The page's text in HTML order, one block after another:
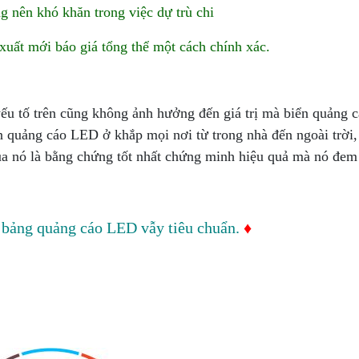
nên khó khăn trong việc dự trù chi
mới báo giá tổng thể một cách chính xác.
trên cũng không ảnh hưởng đến giá trị mà biển quảng
quảng cáo LED ở khắp mọi nơi từ trong nhà đến ngoài
nó là bằng chứng tốt nhất chứng minh hiệu quả mà nó
quảng cáo LED vẫy tiêu chuẩn. ♦